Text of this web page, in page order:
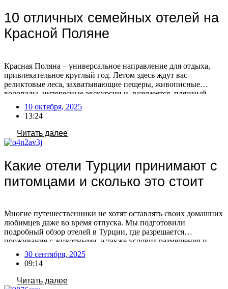
10 отличных семейных отелей на
Красной Поляне
Красная Поляна – универсальное направление для отдыха,
привлекательное круглый год. Летом здесь ждут вас
реликтовые леса, захватывающие пещеры, живописные
водопады, интересные экскурсии и, разумеется, пляжный
релакс. Зимой же Красная Поляна предлагает активный
отдых на горных склонах с последующим расслаблением в
Спа-комплексе, сауне или за вкусным ужином. Планируя
семейное путешествие, уделите внимание выбору отеля в
Красной […]
10 октября, 2025
13:24
Читать далее
Какие отели Турции принимают с
питомцами и сколько это стоит
Многие путешественники не хотят оставлять своих домашних
любимцев даже во время отпуска. Мы подготовили
подробный обзор отелей в Турции, где разрешается
проживание с животными, а также условия размещения и
стоимость этой услуги. По словам туроператоров, спрос на
размещение с питомцами в Турции остаётся стабильным —
такая услуга пользуется постоянным интересом. При этом с
каждым годом […]
30 сентября, 2025
09:14
Читать далее